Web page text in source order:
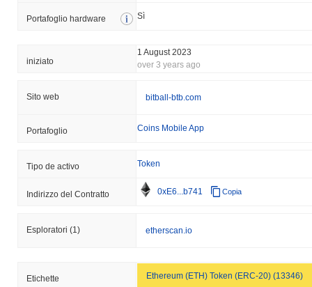
Portafoglio hardware Sì
iniziato
1 August 2023
over 3 years ago
Sito web bitball-btb.com
Portafoglio Coins Mobile App
Tipo de activo Token
Indirizzo del Contratto 0xE6...b741 Copia
Esploratori (1) etherscan.io
Etichette Ethereum (ETH) Token (ERC-20) (13346)